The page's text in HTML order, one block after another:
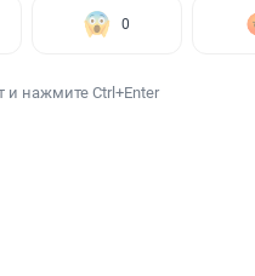
0
и нажмите Ctrl+Enter